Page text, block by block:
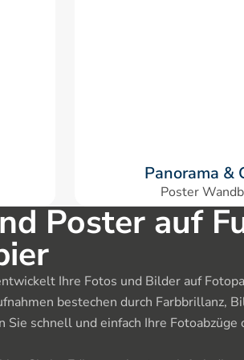
Panorama &
Poster
Poster auf
Ihre Fotos und Bilder auf
bestechen durch Farbbrillanz,
Sie schnell und einfach Ihre Fotoabzüge